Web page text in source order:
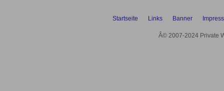
Startseite Links Banner
Â© 2007-2024 Private